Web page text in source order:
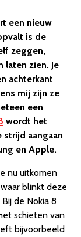
een nieuw
is de
zeggen,
laten zien. Je
achterkant
mij zijn ze
een
wordt het
strijd aangaan
en Apple.
nu uitkomen
blinkt deze
de Nokia 8
schieten van
bijvoorbeeld